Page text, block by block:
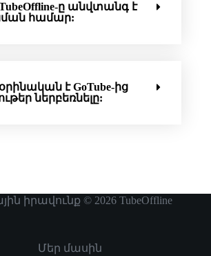
TubeOffline-ը անվտանգ է
համար:
է GoTube-ից
ներբեռնելը:
իրավունք © 2026TubeOffline
Մեր մասին